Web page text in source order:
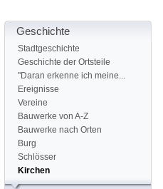
Geschichte
Stadtgeschichte
Geschichte der Ortsteile
"Daran erkenne ich meine...
Ereignisse
Vereine
Bauwerke von A-Z
Bauwerke nach Orten
Burg
Schlösser
Kirchen